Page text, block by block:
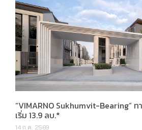
“VIMARNO Sukhumvit-Bearing”
เริ่ม 13.9 ลบ.*
14 ก.ค. 2569